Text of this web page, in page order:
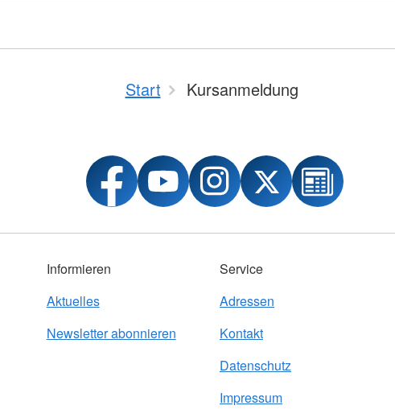
Start Kursanmeldung
Informieren
Aktuelles
Newsletter abonnieren
Service
Adressen
Kontakt
Datenschutz
Impressum